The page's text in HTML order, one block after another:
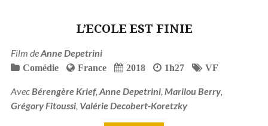
L’ECOLE EST FINIE
Film deAnne Depetrini
Comédie France 2018 1h27 VF
Avec Bérengère Krief, Anne Depetrini, Marilou Berry,
Grégory Fitoussi, Valérie Decobert-Koretzky